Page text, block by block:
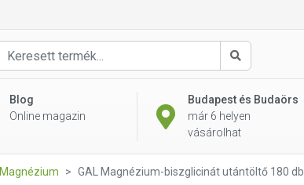
Keresés
Blog
Online magazin
Budapest és Budaörs
már 6 helyen
vásárolhat
Magnézium GAL Magnézium-biszglicinát utántöltő 180 db